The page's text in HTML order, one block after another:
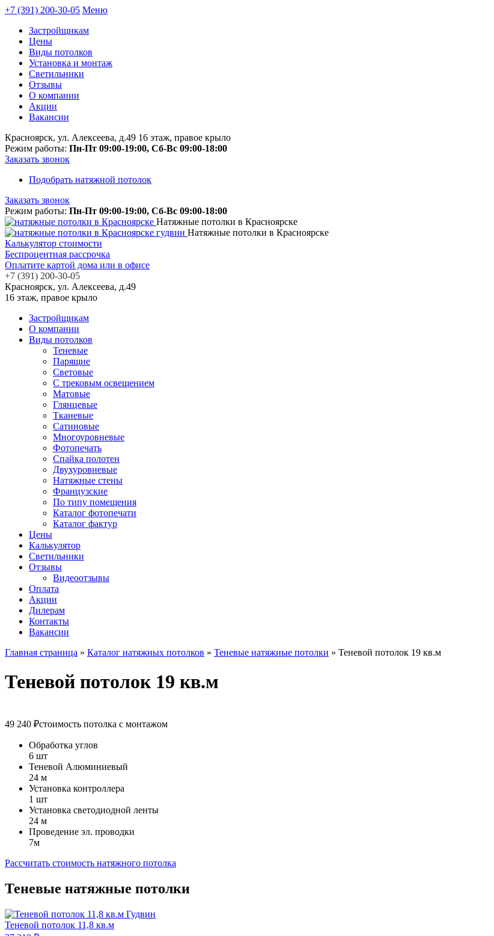
+7 (391) 200-30-05 Меню
Застройщикам
Цены
Виды потолков
Установка и монтаж
Светильники
Отзывы
О компании
Акции
Вакансии
Красноярск, ул. Алексеева, д.49 16 этаж, правое крыло
Режим работы: Пн-Пт 09:00-19:00, Сб-Вс 09:00-18:00
Заказать звонок
Подобрать натяжной потолок
Заказать звонок
Режим работы: Пн-Пт 09:00-19:00, Сб-Вс 09:00-18:00
Натяжные потолки в Красноярске
Натяжные потолки в Красноярске
Калькулятор стоимости
Беспроцентная рассрочка
Оплатите картой дома или в офисе
+7 (391) 200-30-05
Красноярск, ул. Алексеева, д.49
16 этаж, правое крыло
Застройщикам
О компании
Виды потолков
Теневые
Парящие
Световые
С трековым освещением
Матовые
Глянцевые
Тканевые
Сатиновые
Многоуровневые
Фотопечать
Спайка полотен
Двухуровневые
Натяжные стены
Французские
По типу помещения
Каталог фотопечати
Каталог фактур
Цены
Калькулятор
Светильники
Отзывы
Видеоотзывы
Оплата
Акции
Дилерам
Контакты
Вакансии
Главная страница » Каталог натяжных потолков » Теневые натяжные потолки » Теневой потолок 19 кв.м
Теневой потолок 19 кв.м
49 240 ₽стоимость потолка с монтажом
Обработка углов
6 шт
Теневой Алюминиевый
24 м
Установка контроллера
1 шт
Установка светодиодной ленты
24 м
Проведение эл. проводки
7м
Рассчитать стоимость натяжного потолка
Теневые натяжные потолки
Теневой потолок 11,8 кв.м